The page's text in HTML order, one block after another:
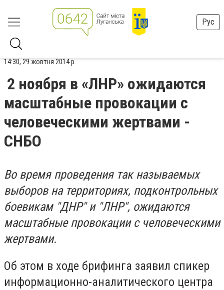
Рус
14:30, 29 жовтня 2014 р.
2 ноября в «ЛНР» ожидаются
масштабные провокации с
человеческими жертвами -
СНБО
Во время проведения так называемых
выборов на территориях, подконтрольных
боевикам "ДНР" и "ЛНР", ожидаются
масштабные провокации с человеческими
жертвами.
Об этом в ходе брифинга заявил спикер
информационно-аналитического центра